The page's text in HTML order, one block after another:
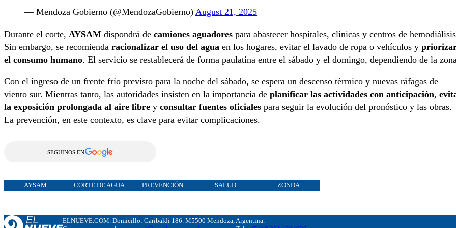
— Mendoza Gobierno (@MendozaGobierno) August 21, 2025
Durante el corte, AYSAM dispondrá de camiones aguadores para abastecer hospitales, clínicas y centros de
Sin embargo, se recomienda racionalizar el uso del agua en los hogares, evitar el lavado de ropa o vehículos y
el consumo humano. El servicio se restablecerá de forma paulatina entre el sábado y el domingo, dependiendo de la
Con el ingreso de un frente frío previsto para la noche del sábado, se espera un descenso térmico y nuevas ráfagas de
viento sur. Mientras tanto, las autoridades insisten en la importancia de planificar las actividades con anticipación,
la exposición prolongada al aire libre y consultar fuentes oficiales para seguir la evolución del pronóstico y las obras.
La prevención, en este contexto, es clave para evitar complicaciones.
SEGUINOS EN
AYSAM CORTE DE AGUA PREVENCIÓN SALUD ZONDA
ELNUEVE.COM. Domicillo: Garibaldi 186. M5500 Mendoza, Argentina.